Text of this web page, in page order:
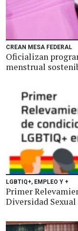
CREAN MESA FEDERAL
Oficializan
menstrual
LGBTIQ+, EMPLEO Y +
Primer
Diversidad Sexual